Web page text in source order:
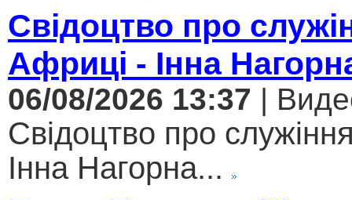
Свідоцтво про
Африці - Інна
06/08/2026 13:37 |
Свідоцтво про
Інна Нагорна...